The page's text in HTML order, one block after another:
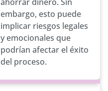
embargo, esto puede
implicar riesgos legales
y emocionales que
podrían afectar el éxito
del proceso.